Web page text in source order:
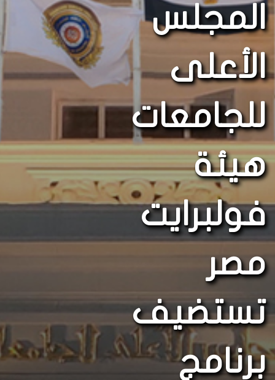
المجلس
الأعلى
للجامعات
هيئة
فولبرايت
مصر
تستضيف
برنامج